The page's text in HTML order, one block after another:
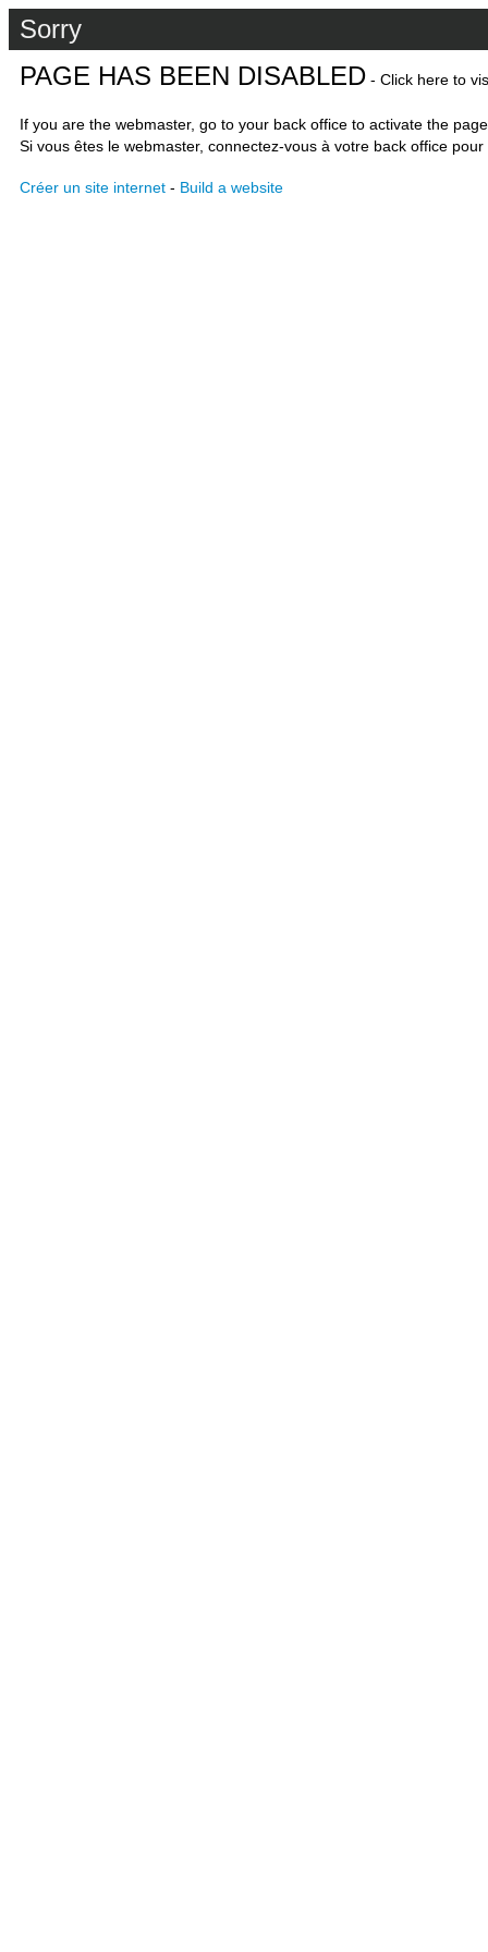
Sorry
PAGE HAS BEEN DISABLED - Click here to
If you are the webmaster, go to your back office to activate the
Si vous êtes le webmaster, connectez-vous à votre back office
Créer un site internet - Build a website